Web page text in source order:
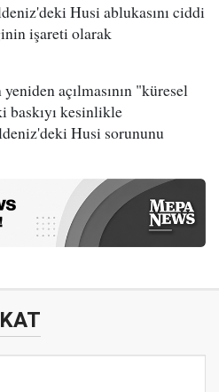
Husi ablukasını ciddi
işareti olarak
açılmasının "küresel
baskıyı kesinlikle
Husi sorununu